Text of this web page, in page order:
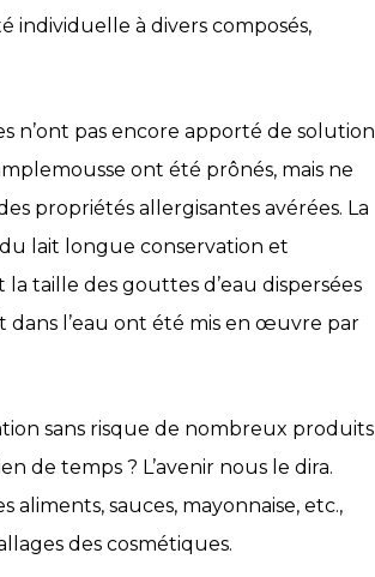
individuelle à divers composés,
n’ont pas encore apporté de solution
ont été prônés, mais ne
propriétés allergisantes avérées. La
lait longue conservation et
taille des gouttes d’eau dispersées
dans l’eau ont été mis en œuvre par
sans risque de nombreux produits
de temps ? L’avenir nous le dira.
sauces, mayonnaise, etc.,
des cosmétiques.